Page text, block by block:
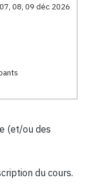
08, 09 déc 2026
(et/ou des
du cours.